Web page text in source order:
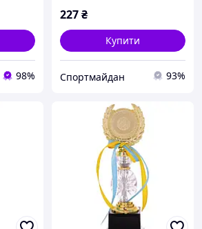
98%
227₴
Купити
Спортмайдан 93%